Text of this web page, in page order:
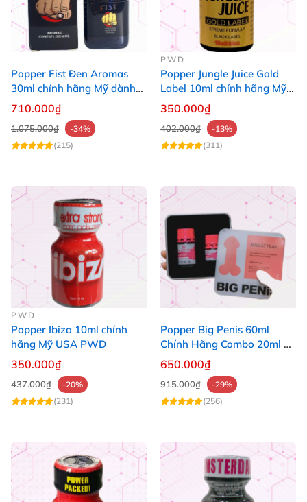
Popper Fist Đen Aromas
30ml chính hãng Mỹ dành
cho Top Bot
710.000₫
1.075.000₫
-34%
(215)
PWD
Popper Jungle Juice Gold
Label 10ml chính hãng Mỹ
USA PWD
350.000₫
402.000₫
-13%
(311)
PWD
Popper Ibiza 10ml chính
hãng Mỹ USA PWD
350.000₫
437.000₫
-20%
(231)
Popper Big Penis 60ml
Chính Hãng Combo 20ml +
40ml Tăng Khoái Cảm Cho
Top & Bot
650.000₫
915.000₫
-29%
(256)